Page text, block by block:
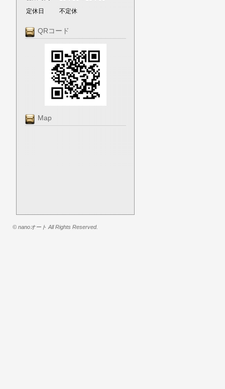
定休日
不定休
QRコード
Map
© nanoオート All Rights Reserved.